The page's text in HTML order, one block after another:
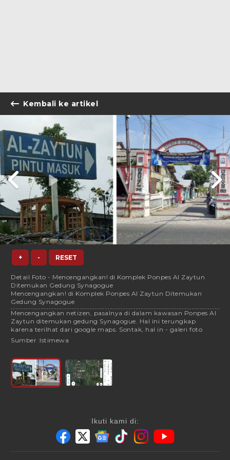
Kembali ke artikel
+ - RESET
Detail Foto - Mencengangkan! di Komplek Ponpes Al Zaytun
Ditemukan Gedung Synagogue
Mencengangkan! di Komplek Ponpes Al Zaytun Ditemukan
Gedung Synagogue
Mencengangkan netizen, pasalnya di dalam kawasan Ponpes Al
Zaytun ditemukan gedung Synagogue. Hal ini terungkap
karena terilhat dari google maps. Sontak, hal in - galeri foto
Sumber :Istimewa
Ikuti kami di: